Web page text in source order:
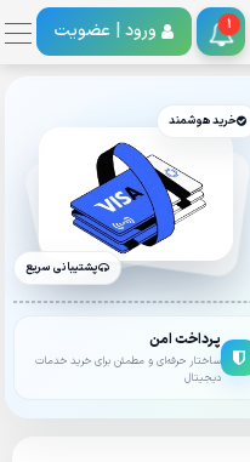
1 ورود | عضویت
خرید هوشمند
پشتیبانی سریع
پرداخت امن
ساختار حرفه‌ای و مطمئن برای خرید خدمات
دیجیتال